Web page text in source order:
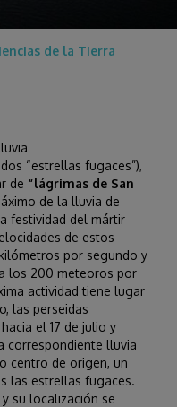
de la Tierra
“estrellas fugaces”),
de “lágrimas de San
de la lluvia de
festividad del mártir
de estos
por segundo y
los 200 meteoros por
actividad tiene lugar
las perseidas
el 17 de julio y
correspondiente lluvia
centro de origen, un
las estrellas fugaces.
su localización se